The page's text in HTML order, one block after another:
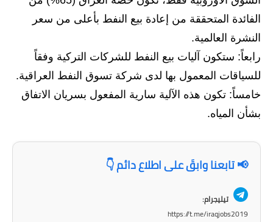
صحة وطب
العامة
الفائدة المتحققة من إعادة بيع النفط بأعلى من سعر
النشرة العالمية.
رابعاً: ستكون آليات بيع النفط للشركات التركية وفقاً
للسياقات المعمول بها لدى شركة تسوق النفط العراقية.
خامساً: تكون هذه الآلية سارية المفعول بسريان الاتفاق
بشأن المياه.
📢 تابعنا وابقَ على اطلاع دائم 👇
تيليجرام:
https://t.me/iraqjobs2019